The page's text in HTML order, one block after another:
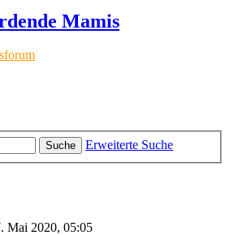
Mamis
Suche
Erweiterte Suche
Mai 2020, 05:05